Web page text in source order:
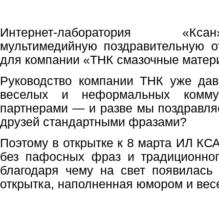
Интернет-лаборатория
мультимедийную поздравительную
для компании «ТНК смазочные
Руководство компании ТНК уже
веселых и неформальных
партнерами — и разве мы
друзей стандартными фразами?
Поэтому в открытке к 8 марта ИЛ
без пафосных фраз и
благодаря чему на свет появилась
открытка, наполненная юмором и